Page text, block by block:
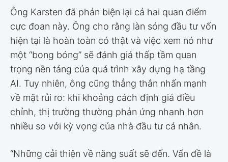
Ông Karsten đã phản biện lại cả hai quan điểm
cực đoan này. Ông cho rằng làn sóng đầu tư vốn
hiện tại là hoàn toàn có thật và việc xem nó như
một “bong bóng” sẽ đánh giá thấp tầm quan
trọng nền tảng của quá trình xây dựng hạ tầng
AI. Tuy nhiên, ông cũng thẳng thắn nhấn mạnh
về mặt rủi ro: khi khoảng cách định giá điều
chỉnh, thị trường thường phản ứng nhanh hơn
nhiều so với kỳ vọng của nhà đầu tư cá nhân.
“Những cải thiện về năng suất sẽ đến. Vấn đề là